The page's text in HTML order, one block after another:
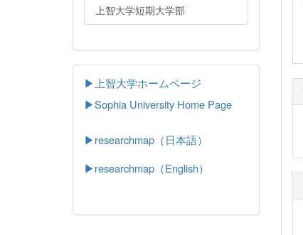
上智大学短期大学部
▶上智大学ホームページ
▶Sophia University Home Page
▶researchmap（日本語）
▶researchmap（English）